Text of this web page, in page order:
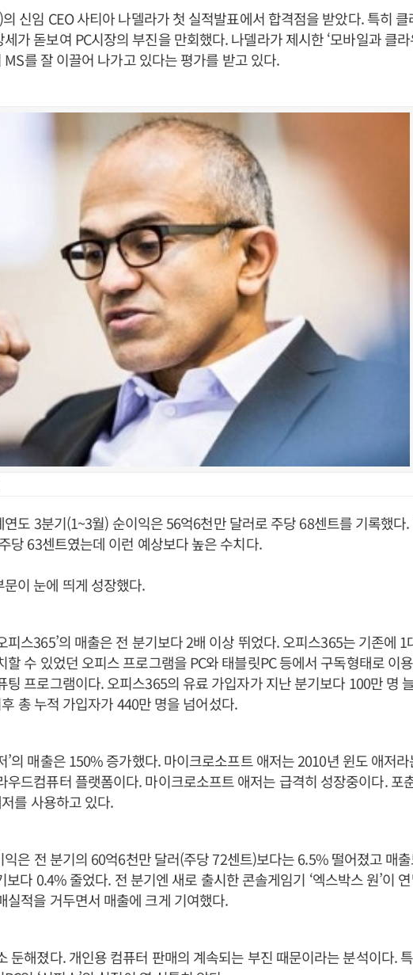
신임 CEO 사티아 나델라가 첫 실적발표에서 합격점을 받았다. 특히 클
가 돋보여 PC시장의 부진을 만회했다. 나델라가 제시한 ‘모바일과 클
MS를 잘 이끌어 나가고 있다는 평가를 받고 있다.
도 3분기(1~3월) 순이익은 56억6천만 달러로 주당 68센트를 기록했다.
당 63센트였는데 이런 예상보다 높은 수치다.
이 눈에 띄게 성장했다.
피스365’의 매출은 전 분기보다 2배 이상 뛰었다. 오피스365는 기존에 1
할 수 있었던 오피스 프로그램을 PC와 태블릿PC 등에서 구독형태로 이
팅 프로그램이다. 오피스365의 유료 가입자가 지난 분기보다 100만 명
총 누적 가입자가 440만 명을 넘어섰다.
’의 매출은 150% 증가했다. 마이크로소프트 애저는 2010년 윈도 애저라
우드컴퓨터 플랫폼이다. 마이크로소프트 애저는 급격히 성장중이다. 포
를 사용하고 있다.
은 전 분기의 60억6천만 달러(주당 72센트)보다는 6.5% 떨어졌고 매
다 0.4% 줄었다. 전 분기엔 새로 출시한 콘솔게임기 ‘엑스박스 원’이
실적을 거두면서 매출에 크게 기여했다.
둔해졌다. 개인용 컴퓨터 판매의 계속되는 부진 때문이라는 분석이다.